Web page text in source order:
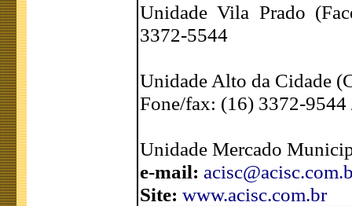
Unidade Vila Prado
3372-5544
Unidade Alto da Cidade
Fone/fax: (16) 3372-
Unidade Mercado
e-mail:
Site: www.acisc.com.br